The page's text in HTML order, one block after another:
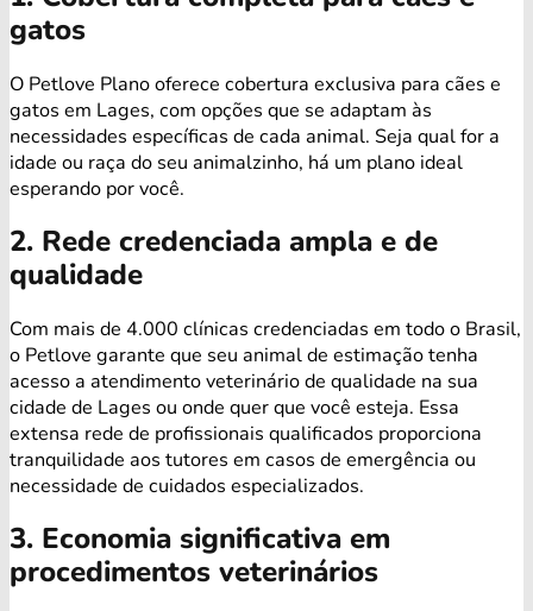
gatos
O Petlove Plano oferece cobertura exclusiva para cães e
gatos em Lages, com opções que se adaptam às
necessidades específicas de cada animal. Seja qual for a
idade ou raça do seu animalzinho, há um plano ideal
esperando por você.
2. Rede credenciada ampla e de
qualidade
Com mais de 4.000 clínicas credenciadas em todo o Brasil,
o Petlove garante que seu animal de estimação tenha
acesso a atendimento veterinário de qualidade na sua
cidade de Lages ou onde quer que você esteja. Essa
extensa rede de profissionais qualificados proporciona
tranquilidade aos tutores em casos de emergência ou
necessidade de cuidados especializados.
3. Economia significativa em
procedimentos veterinários